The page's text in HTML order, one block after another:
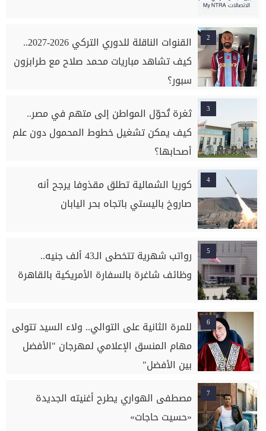
2
القنوات الناقلة للدوري التركي 2026-2027..
كيف تشاهد مباريات محمد صلاح مع طرابزون
سبور؟
3
ثغرة تُحوّل المواطن إلى متهم في مصر..
كيف يمكن تشغيل خطوط المحمول دون علم
أصحابها؟
4
كوريا الشمالية تطلق مقذوفا يرجح أنه
صاروخ باليستي باتجاه بحر اليابان
5
رواتب شهرية تتخطى الـ43 ألف جنيه..
وظائف شاغرة بالسفارة الأمريكية بالقاهرة
6
للمرة الثانية على التوالي.. ولاء السيد تتولى
مهام المنسق الإعلامي لمهرجان "الأفضل
بين الأفضل"
7
مصطفى الهواري يطرح أغنيته الجديدة
«حسيت حاجات»